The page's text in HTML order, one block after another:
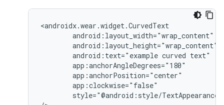
android:text="example curved
style="@android:style/